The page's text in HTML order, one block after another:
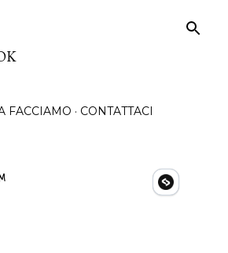
Passa ai contenuti
FACCIAMO CONTATTACI